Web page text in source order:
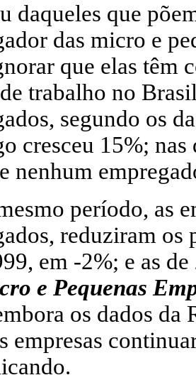
daqueles que
das micro e
que elas têm
trabalho no
segundo os
cresceu 15%;
nenhum
período, as
reduziram os
em -2%; e as
e Pequenas
os dados da
empresas